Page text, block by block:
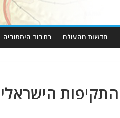
חדשות מהעולם כתבות היסטוריה